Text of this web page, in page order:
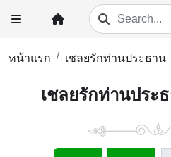
หน้าแรก เชลยรักท่านประธาน
เชลยรักท่านประ